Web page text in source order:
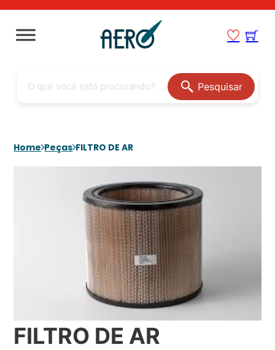
Pesquisar
Home Peças FILTRO DE AR
FILTRO DE AR